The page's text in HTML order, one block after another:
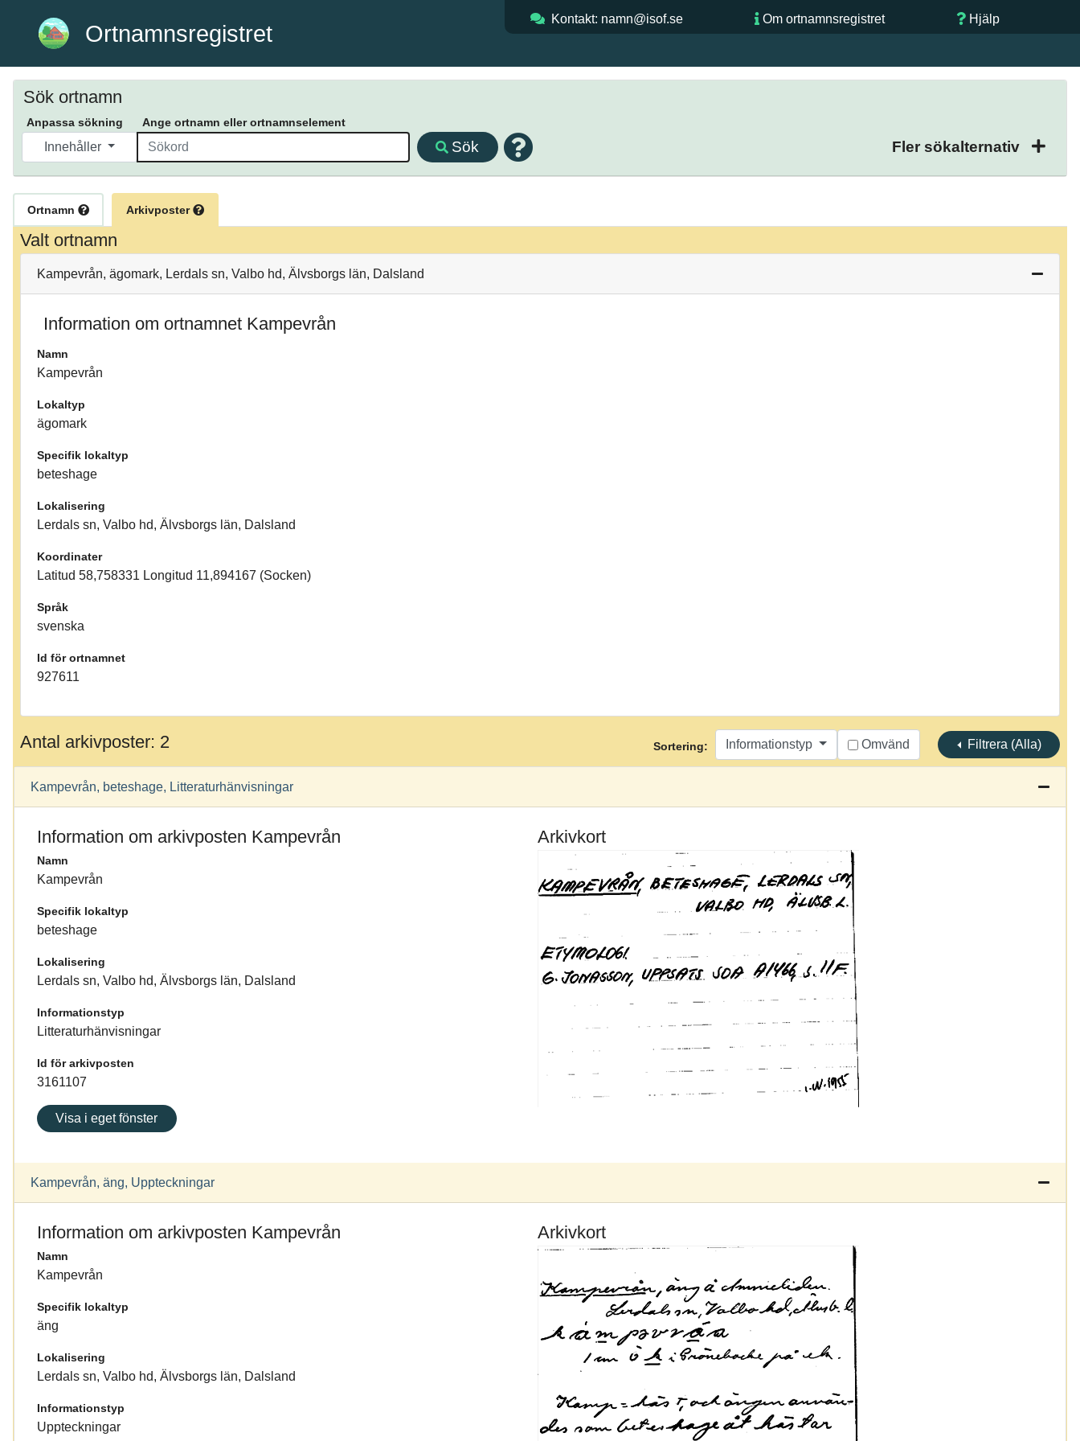
Ortnamnsregistret
Kontakt: namn@isof.se Om ortnamnsregistret Hjälp
Sök ortnamn
Anpassa sökning Ange ortnamn eller ortnamnselement
Innehåller Sök Fler sökalternativ
Ortnamn Arkivposter
Valt ortnamn
Kampevrån, ägomark, Lerdals sn, Valbo hd, Älvsborgs län, Dalsland
Information om ortnamnet Kampevrån
Namn
Kampevrån
Lokaltyp
ägomark
Specifik lokaltyp
beteshage
Lokalisering
Lerdals sn, Valbo hd, Älvsborgs län, Dalsland
Koordinater
Latitud 58,758331 Longitud 11,894167 (Socken)
Språk
svenska
Id för ortnamnet
927611
Antal arkivposter: 2 Sortering: Informationstyp Omvänd Filtrera (Alla)
Kampevrån, beteshage, Litteraturhänvisningar
Information om arkivposten Kampevrån
Namn
Kampevrån
Specifik lokaltyp
beteshage
Lokalisering
Lerdals sn, Valbo hd, Älvsborgs län, Dalsland
Informationstyp
Litteraturhänvisningar
Id för arkivposten
3161107
Visa i eget fönster
Arkivkort
Kampevrån, äng, Uppteckningar
Information om arkivposten Kampevrån
Namn
Kampevrån
Specifik lokaltyp
äng
Lokalisering
Lerdals sn, Valbo hd, Älvsborgs län, Dalsland
Informationstyp
Uppteckningar
Arkivkort